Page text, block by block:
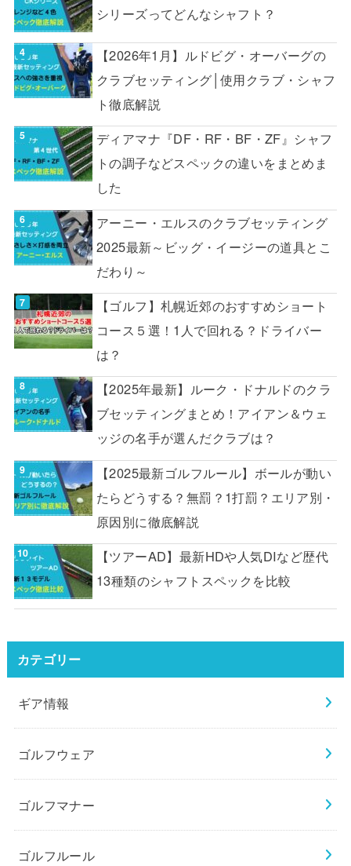
シリーズってどんなシャフト？
【2026年1月】ルドビグ・オーバーグの
クラブセッティング│使用クラブ・シャフ
ト徹底解説
ディアマナ『DF・RF・BF・ZF』シャフ
トの調子などスペックの違いをまとめま
した
アーニー・エルスのクラブセッティング
2025最新～ビッグ・イージーの道具とこ
だわり～
【ゴルフ】札幌近郊のおすすめショート
コース５選！1人で回れる？ドライバー
は？
【2025年最新】ルーク・ドナルドのクラ
ブセッティングまとめ！アイアン＆ウェ
ッジの名手が選んだクラブは？
【2025最新ゴルフルール】ボールが動い
たらどうする？無罰？1打罰？エリア別・
原因別に徹底解説
【ツアーAD】最新HDや人気DIなど歴代
13種類のシャフトスペックを比較
カテゴリー
ギア情報
ゴルフウェア
ゴルフマナー
ゴルフルール